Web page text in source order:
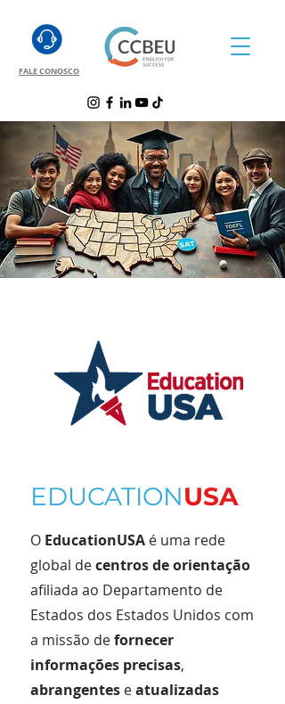
FALE CONOSCO
EDUCATIONUSA
O EducationUSA é uma rede
global decentros de orientação
afiliada ao Departamento de
Estados dos Estados Unidos com
a missão defornecer
informações precisas,
abrangentes eatualizadas